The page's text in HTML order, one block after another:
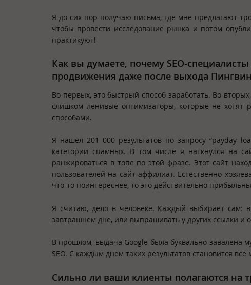
Я до сих пор получаю письма, где мне предлагают
чтобы провести исследование рынка и потом
практикуют!
Как вы думаете, почему SEO-
продвижения даже после выхода
Во-первых, это быстрый способ заработать. Во-
слишком ленивые оптимизаторы, которые не хотят
способами.
Я нашел 201 000 результатов по запросу “payday
категории спамных. В том числе я наткнулся на
ранжироваться в топе по этой фразе. Этот сайт
пользователей на сайт-аффилиат. Естественно
что-то поинтереснее, то это действительно
Я считаю, дело в человеке. Каждый выбирает сам:
завтрашнем дне, или выпрашивать у других ссылки и
В прошлом, выдача Google была буквально завалена
SEO. С каждым днем таких результатов становится
Сильно ли ваши клиенты полагаются на